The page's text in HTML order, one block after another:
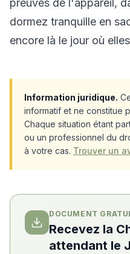
preuves de l'appareil,
dormez tranquille en
encore là le jour où
Information juridique.
informatif et ne constitue
Chaque situation étant
ou un professionnel du
à votre cas. Trouver un
DOCUMENT
Recevez la
attendant le